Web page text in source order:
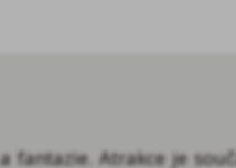
fantazie. Atrakce je